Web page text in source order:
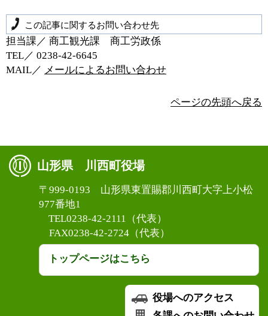
この記事に関するお問い合わせ先
担当課／ 商工観光課 商工労政係
TEL／ 0238‐42‐6645
MAIL／ メールによるお問い合わせ
ページの先頭へ戻る
山形県 川西町役場
〒999-0193 山形県東置賜郡川西町大字上小松
977番地1
TEL0238-42-2111（代表）
FAX0238-42-2724（代表）
トップページはこちら
役場へのアクセス